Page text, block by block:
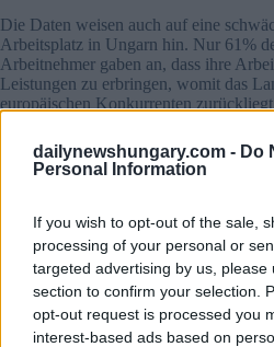
dailynewshungary.com - Do
Personal Information
If you wish to opt-out of the sale,
processing of your personal or
targeted advertising by us, please
section to confirm your selection.
opt-out request is processed you
interest-based ads based on
Die Daten weisen auch auf eine
Arbeitsplatz in Ungarn hin. Nur 61%
Arbeitnehmer gaben an, dass ihre
Leistungen zu erbringen, womit das
europäischen Konkurrenten
Tschechische Republik und die
Werte verzeichnet.
dem Stress auch die allgemeinen
Arbeitsplatz und die
Unzufriedenheit beitragen können.
Sorgen um die Sicherheit am
Druck